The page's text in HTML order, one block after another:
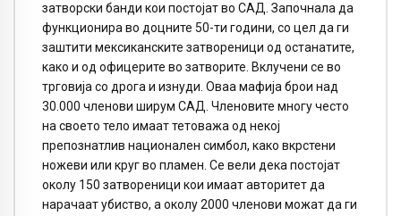
затворски банди кои постојат во САД. Започнала да
функционира во доцните 50-ти години, со цел да ги
заштити мексиканските затвореници од останатите,
како и од офицерите во затворите. Вклучени се во
трговија со дрога и изнуди. Оваа мафија брои над
30.000 членови ширум САД. Членовите многу често
на своето тело имаат тетоважа од некој
препознатлив национален симбол, како вкрстени
ножеви или круг во пламен. Се вели дека постојат
околу 150 затвореници кои имаат авторитет да
нарачаат убиство, а околу 2000 членови можат да ги